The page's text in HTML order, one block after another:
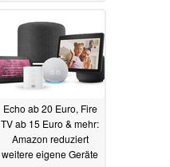
19.11.2021
Echo ab 20 Euro, Fire
TV ab 15 Euro & mehr:
Amazon reduziert
weitere eigene Geräte